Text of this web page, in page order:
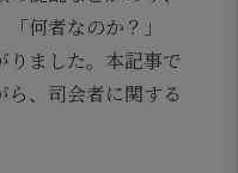
何者なのか？」
りました。本記事で
、司会者に関する